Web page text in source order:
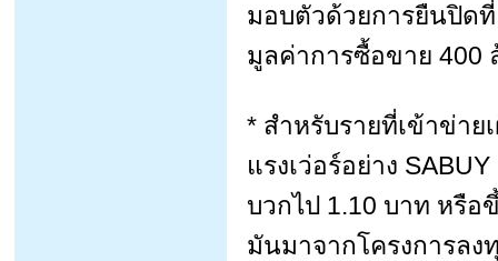
มอบตัวด้วยการยืนปิดที่
มูลค่าการซื้อขาย 400
* สำหรับรายที่เข้าข่าย
แรงเว่อร์อย่าง
บวกไป 1.10 บาท หรื
มันมาจากโครงการล